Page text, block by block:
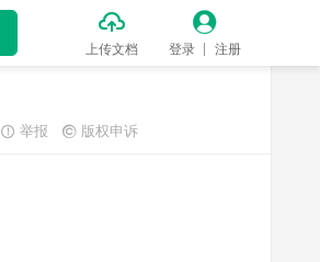

上传文档

登录 注册
 举报  版权申诉